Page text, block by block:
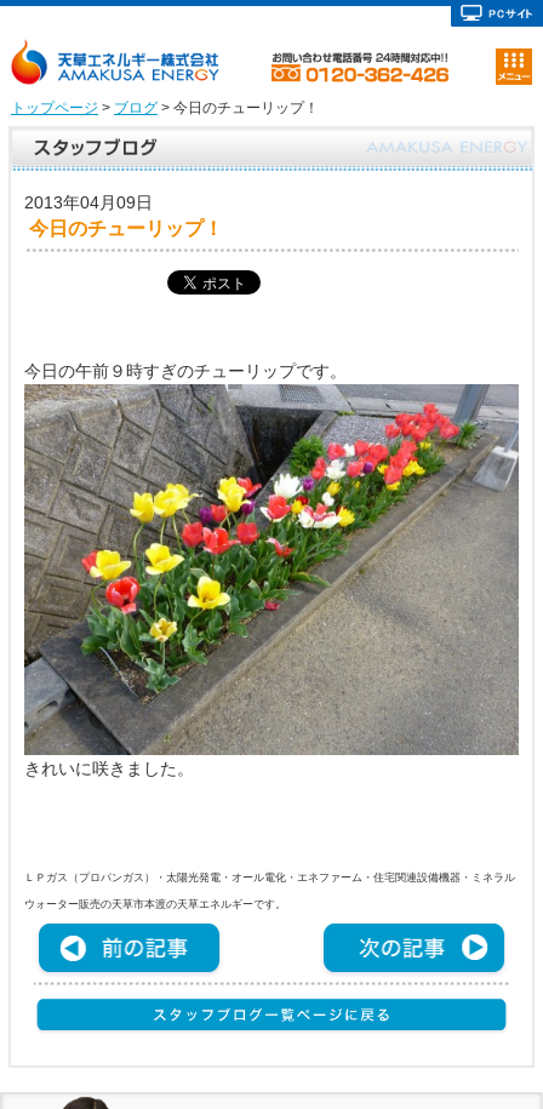
トップページ > ブログ> 今日のチューリップ！
2013年04月09日
今日のチューリップ！
今日の午前９時すぎのチューリップです。
きれいに咲きました。
ＬＰガス（プロパンガス）・太陽光発電・オール電化・エネファーム・住宅関連設備機器・ミネラル
ウォーター販売の天草市本渡の天草エネルギーです。